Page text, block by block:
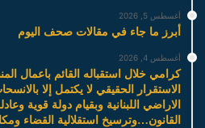
أغسطس 5, 2026
أبرز ما جاء في مقالات صحف اليوم
أغسطس 4, 2026
كرامي خلال استقباله القائم باعمال
الاستقرار الحقيقي لا يكتمل إلا
الاراضي اللبنانية وبقيام دولة قوية
القانون…وترسيخ استقلالية القضاء